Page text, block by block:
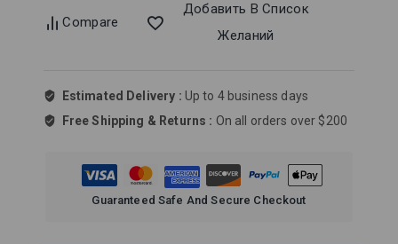
Compare
Добавить В Список
Желаний
Estimated Delivery : Up to 4 business days
Free Shipping & Returns : On all orders over $200
Guaranteed Safe And Secure Checkout